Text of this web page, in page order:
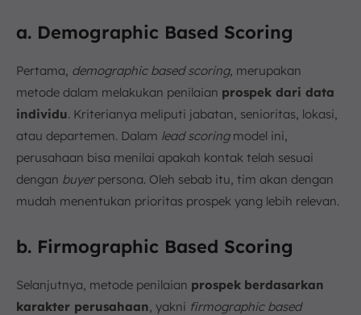
a. Demographic Based Scoring
Pertama, demographic based scoring, merupakan
metode dalam melakukan penilaian prospek dari data
individu. Kriterianya meliputi jabatan, senioritas, lokasi,
atau departemen. Dalam lead scoringmodel ini,
perusahaan bisa menilai apakah kontak telah sesuai
dengan buyer persona. Oleh sebab itu, tim akan dengan
mudah menentukan prioritas prospek yang lebih relevan.
b. Firmographic Based Scoring
Selanjutnya, metode penilaian prospek berdasarkan
karakter perusahaan , yakni firmographic based